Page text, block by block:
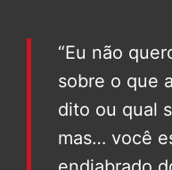
“Eu não
sobre o que
dito ou qual
mas… você